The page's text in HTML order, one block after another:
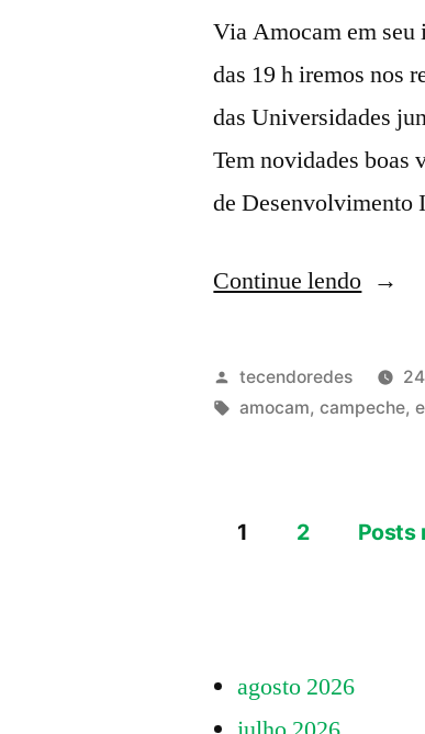
Via Amocam em
das 19 h iremos nos
das Universidades
Tem novidades boas
de
Continue lendo
para
a
Publicado
por
tecendoredes
Tags:
amocam,campeche,
1 2 Posts
agosto 2026